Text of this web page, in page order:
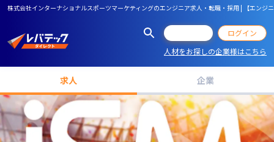
株式会社インターナショナルスポーツマーケティングのエンジニア求人・転職・採用 | 【エン
ログイン
人材をお探しの企業様はこちら
求人 企業